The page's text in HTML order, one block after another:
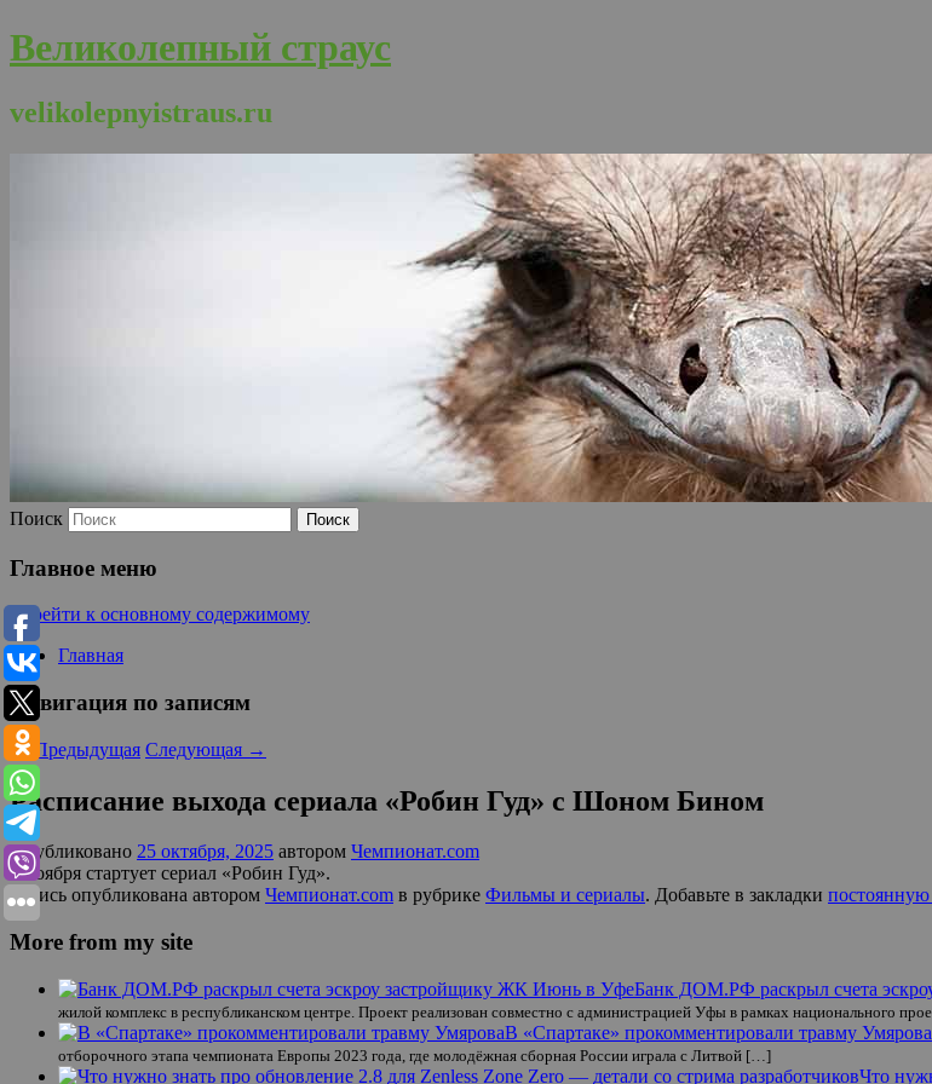
Великолепный страус
velikolepnyistraus.ru
Поиск
Главное меню
Перейти к основному содержимому
Главная
Навигация по записям
←Предыдущая Следующая →
Расписание выхода сериала «Робин Гуд» с Шоном Бином
Опубликовано 25 октября, 2025 автором Чемпионат.com
2 ноября стартует сериал «Робин Гуд».
Запись опубликована автором Чемпионат.com в рубрике Фильмы и сериалы. Добавьте в закладки постоянную
More from my site
Банк ДОМ.РФ раскрыл счета
жилой комплекс в республиканском центре. Проект реализован совместно с администрацией Уфы в рамках национального
В «Спартаке» прокомментировали травму Умярова
отборочного этапа чемпионата Европы 2023 года, где молодёжная сборная России играла с Литвой […]
Что